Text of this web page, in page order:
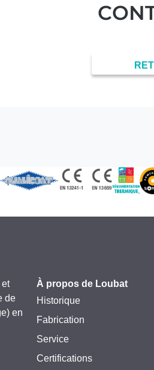
de
en
À propos de Loubat
Historique
Fabrication
Service
Certifications